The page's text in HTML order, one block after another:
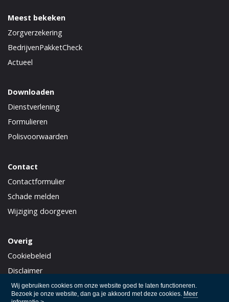
Wij gebruiken cookies om onze website goed te laten functioneren.
Bezoek je onze website, dan ga je akkoord met deze cookies. Meer
Meest bekeken
Zorgverzekering
BedrijvenPakketCheck
Actueel
Downloaden
Dienstverlening
Formulieren
Polisvoorwaarden
Contact
Contactformulier
Schade melden
Wijziging doorgeven
Overig
Cookiebeleid
Disclaimer
Privacy